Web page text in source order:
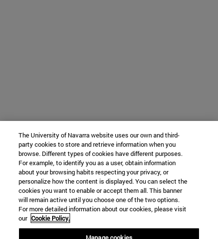
The University of Navarra website uses our own and third-
party cookies to store and retrieve information when you
browse. Different types of cookies have different purposes.
For example, to identify you as a user, obtain information
about your browsing habits respecting your privacy, or
personalize how the content is displayed. You can select the
cookies you want to enable or accept them all. This banner
will remain active until you choose one of the two options.
For more detailed information about our cookies, please visit
our Cookie Policy.